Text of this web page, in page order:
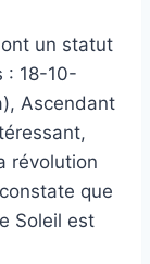
un statut
: 18-10-
Ascendant
révolution
que
Soleil est